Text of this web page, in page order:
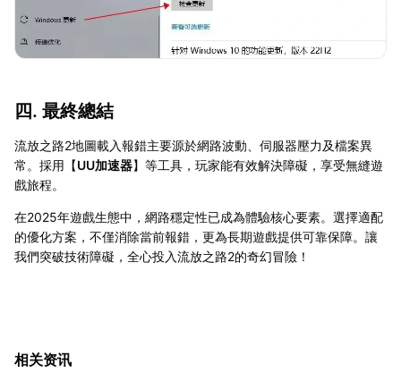
四. 最終總結
流放之路2地圖載入報錯主要源於網路波動、伺服器壓力及檔案異
常。採用【UU加速器】等工具，玩家能有效解決障礙，享受無縫遊
戲旅程。
在2025年遊戲生態中，網路穩定性已成為體驗核心要素。選擇適配
的優化方案，不僅消除當前報錯，更為長期遊戲提供可靠保障。讓
我們突破技術障礙，全心投入流放之路2的奇幻冒險！
相关资讯